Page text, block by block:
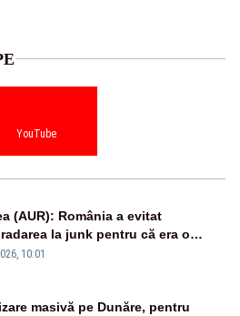
YouTube
(AUR): România a evitat
la junk pentru că era o
pentru bănci și fondurile de
10:01
masivă pe Dunăre, pentru